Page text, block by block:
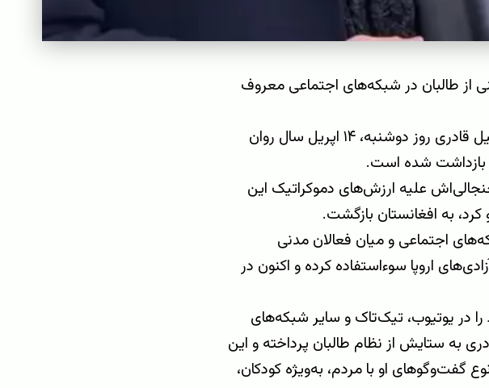
از طالبان در شبکه‌های اجتماعی معروف
منابع آگاه به افغانستان آینده تأیید کرده‌اند که جمیل قادری روز دوشنبه، ۱۴ اپریل سال روان
بازداشت شده است.
علیه ارزش‌های دموکراتیک این
به افغانستان بازگشت.
اجتماعی و میان فعالان مدنی
اروپا سوءاستفاده کرده و اکنون در
در یوتیوب، تیک‌تاک و سایر شبکه‌های
به ستایش از نظام طالبان پرداخته و این
گفت‌وگوهای او با مردم، به‌ویژه کودکان،